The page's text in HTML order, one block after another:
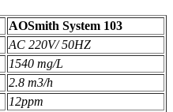
AOSmith System 103
AC 220V/ 50HZ
1540 mg/L
2.8 m3/h
12ppm